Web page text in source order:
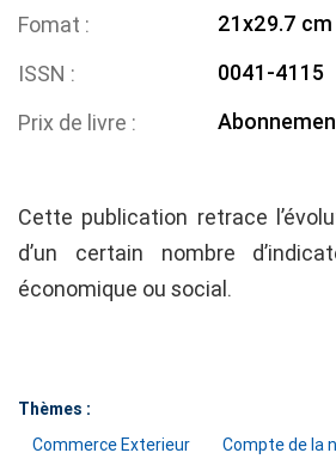
Fomat
21x29.7 cm
ISSN
0041-4115
Prix de livre
Cette publication retrace
d’un certain nombre
économique ou social.
Thèmes :
Commerce Exterieur
Compte de la